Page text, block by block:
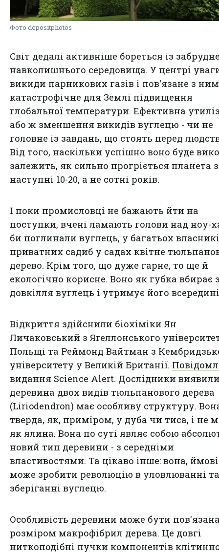
Фото depositphotos
Світ дедалі активніше бореться із
навколишнього середовища. У центрі
викиди парникових газів і пов'язане з
катастрофічне для Землі підвищення
глобальної температури. Ефективна
або ж зменшення викидів вуглецю - чи не
головне із завдань, що стоять перед
Від того, наскільки успішно воно буде
залежить, як сильно прогріється планета
наступні 10-20, а не сотні років.
І поки промисловці не бажають йти на
поступки, вчені ламають голови над ноу-
би поглинали вуглець, у багатьох
приватних садиб у садах квітне
дерево. Крім того, що дуже гарне, то ще й
екологічно корисне. Воно як губка вбирає
довкілля вуглець і утримує його
Відкриття здійснили біохіміки Ян
Личаковський з Ягеллонського
Польщі та Реймонд Вайтман з
університету у Великій Британії.
видання Science Alert. Дослідники
деревина двох видів тюльпанового дерева
(Liriodendron) має особливу структуру.
тверда, як, приміром, у дуба чи тиса, і не
як ялина. Вона по суті являє собою
новий тип деревини - з середніми
властивостями. Та цікаво інше: вона,
може зробити революцію в уловлюванні та
зберіганні вуглецю.
Особливість деревини може бути
розміром макрофібрил дерева. Це довгі
ниткоподібні пучки компонентів